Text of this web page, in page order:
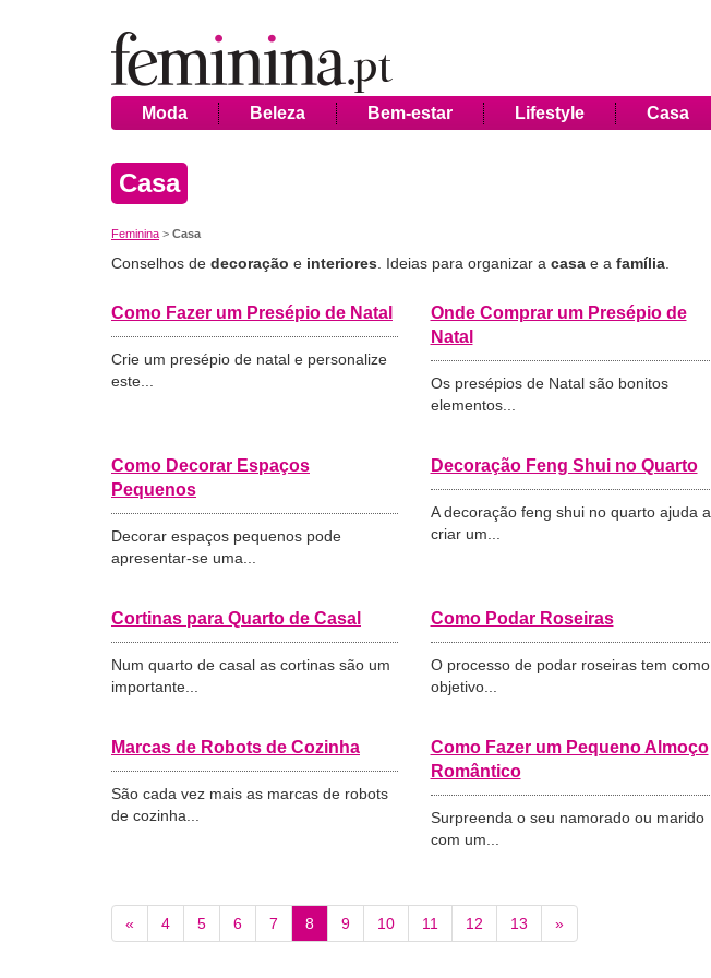
Moda Beleza Bem-estar Lifestyle Casa
Casa
Feminina > Casa
Conselhos de decoração e interiores . Ideias para organizar a casa e a família
Como Fazer um Presépio de Natal
Crie um presépio de natal e personalize
este...
Onde Comprar um Presépio de
Natal
Os presépios de Natal são bonitos
elementos...
Como Decorar Espaços
Pequenos
Decorar espaços pequenos pode
apresentar-se uma...
Decoração Feng Shui no Quarto
A decoração feng shui no quarto ajuda a
criar um...
Cortinas para Quarto de Casal
Num quarto de casal as cortinas são um
importante...
Como Podar Roseiras
O processo de podar roseiras tem como
objetivo...
Marcas de Robots de Cozinha
São cada vez mais as marcas de robots
de cozinha...
Como Fazer um Pequeno Almoço
Romântico
Surpreenda o seu namorado ou marido
com um...
« 4 5 6 7 8 9 10 11 12 13 »